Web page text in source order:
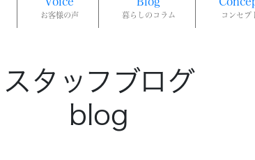
お客様の声 暮らしのコラム コンセプ
スタッフブログ
blog